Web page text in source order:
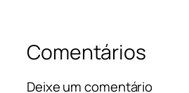
Comentários
Deixe um comentário